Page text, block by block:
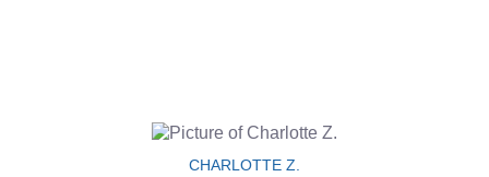
CHARLOTTE Z.